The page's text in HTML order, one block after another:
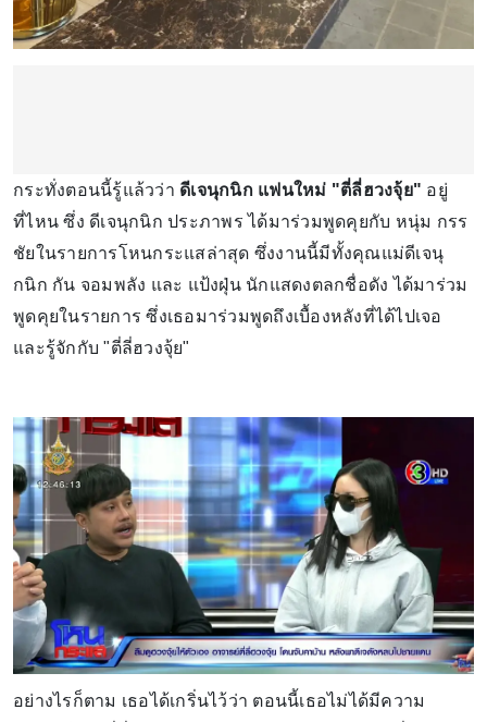
กระทั่งตอนนี้รู้แล้วว่า ดีเจนุกนิก แฟนใหม่ "ตี่ลี่ฮวงจุ้ย" อยู่
ที่ไหน ซึ่ง ดีเจนุกนิก ประภาพร ได้มาร่วมพูดคุยกับ หนุ่ม กรร
ชัยในรายการโหนกระแสล่าสุด ซึ่งงานนี้มีทั้งคุณแม่ดีเจนุ
กนิก กัน จอมพลัง และ แป้งฝุ่น นักแสดงตลกชื่อดัง ได้มาร่วม
พูดคุยในรายการ ซึ่งเธอมาร่วมพูดถึงเบื้องหลังที่ได้ไปเจอ
และรู้จักกับ "ตี่ลี่ฮวงจุ้ย"
อย่างไรก็ตาม เธอได้เกริ่นไว้ว่า ตอนนี้เธอไม่ได้มีความ